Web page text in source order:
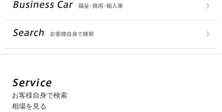
お客様自身で検索
相場を見る